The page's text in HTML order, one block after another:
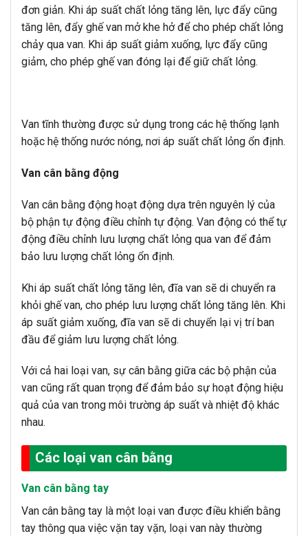
đơn giản. Khi áp suất chất lỏng tăng lên, lực đẩy cũng
tăng lên, đẩy ghế van mở khe hở để cho phép chất lỏng
chảy qua van. Khi áp suất giảm xuống, lực đẩy cũng
giảm, cho phép ghế van đóng lại để giữ chất lỏng.
Van tĩnh thường được sử dụng trong các hệ thống lạnh
hoặc hệ thống nước nóng, nơi áp suất chất lỏng ổn định.
Van cân bằng động
Van cân bằng động hoạt động dựa trên nguyên lý của
bộ phận tự động điều chỉnh tự động. Van động có thể tự
động điều chỉnh lưu lượng chất lỏng qua van để đảm
bảo lưu lượng chất lỏng ổn định.
Khi áp suất chất lỏng tăng lên, đĩa van sẽ di chuyển ra
khỏi ghế van, cho phép lưu lượng chất lỏng tăng lên. Khi
áp suất giảm xuống, đĩa van sẽ di chuyển lại vị trí ban
đầu để giảm lưu lượng chất lỏng.
Với cả hai loại van, sự cân bằng giữa các bộ phận của
van cũng rất quan trọng để đảm bảo sự hoạt động hiệu
quả của van trong môi trường áp suất và nhiệt độ khác
nhau.
Các loại van cân bằng
Van cân bằng tay
Van cân bằng tay là một loại van được điều khiển bằng
tay thông qua việc vặn tay vặn, loại van này thường